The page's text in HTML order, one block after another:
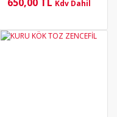
650,00 TL Kdv Dahil